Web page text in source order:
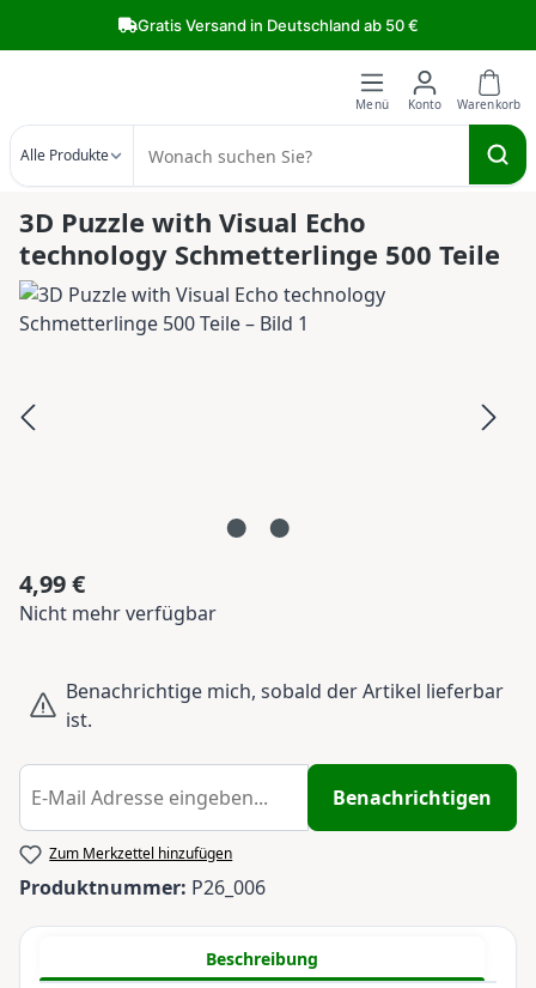
Zum Hauptinhalt springenGratis Versand in Deutschland ab 50 €
Alle Produkte
3D Puzzle with Visual Echo
technology Schmetterlinge 500 Teile
Bildergalerie überspringen
Regulärer Preis:
4,99 €
Nicht mehr verfügbar
Benachrichtige mich, sobald der Artikel lieferbar
ist.
Benachrichtigen
Zum Merkzettel hinzufügen
Produktnummer: P26_006
Beschreibung